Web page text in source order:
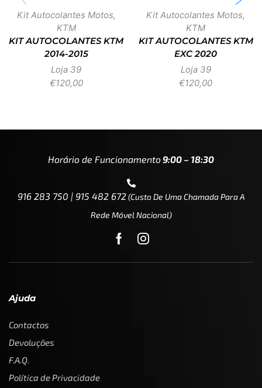
Kit Autocolantes Motos,
KTM
KIT AUTOCOLANTES KTM
2014-2015
Loja 39
€120,00
Kit Autocolantes Motos,
KTM
KIT AUTOCOLANTES KTM
EXC 2020
Loja 39
€120,00
Horário de Funcionamento 9:00 – 18:30
916 283 750 | 915 482 672(custo De Uma Chamada Para A
Rede Móvel Nacional)
Ajuda
Contactos
Devoluções
F.A.Q.
Política de Privacidade